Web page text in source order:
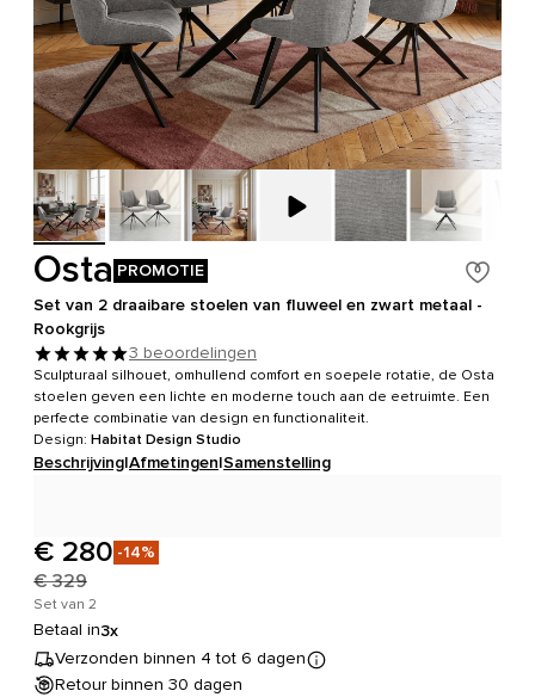
Osta PROMOTIE
Set van 2 draaibare stoelen van fluweel en zwart metaal -
Rookgrijs
3 beoordelingen
Sculpturaal silhouet, omhullend comfort en soepele rotatie, de Osta
stoelen geven een lichte en moderne touch aan de eetruimte. Een
perfecte combinatie van design en functionaliteit.
Design: Habitat Design Studio
Beschrijving|Afmetingen|Samenstelling
€ 280 -14%
€ 329
Set van 2
Betaal in3x
Verzonden binnen 4 tot 6 dagen
Retour binnen 30 dagen